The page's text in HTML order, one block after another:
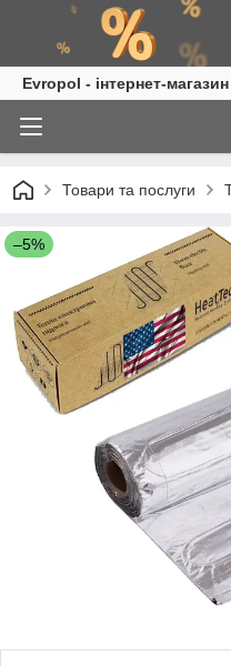
Evropol - інтернет-
Товари та послуги
–5%